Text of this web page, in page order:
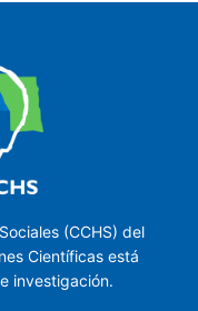
(CCHS) del
Científicas está
investigación.